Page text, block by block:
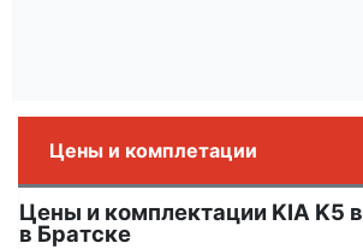
Цены и комплетации
Цены и комплектации KIA K5
в Братске